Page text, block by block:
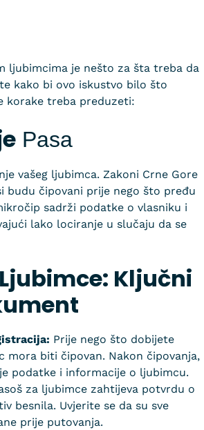
ljubimcima je nešto za šta treba da
kako bi ovo iskustvo bilo što
korake treba preduzeti:
Pasa
vašeg ljubimca. Zakoni Crne Gore
budu čipovani prije nego što pređu
sadrži podatke o vlasniku i
lako lociranje u slučaju da se
Ključni
Prije nego što dobijete
mora biti čipovan. Nakon čipovanja,
podatke i informacije o ljubimcu.
za ljubimce zahtijeva potvrdu o
besnila. Uvjerite se da su sve
prije putovanja.